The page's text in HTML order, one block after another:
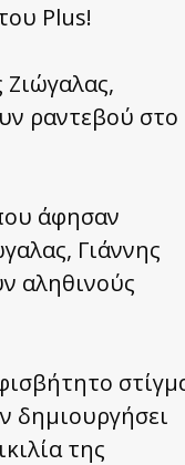
Plus!
Ζιώγαλας,
ραντεβού στο
άφησαν
Γιάννης
αληθινούς
δημιουργήσει
της